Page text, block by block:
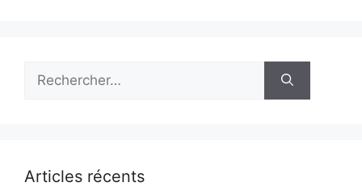
Rechercher :
Articles récents